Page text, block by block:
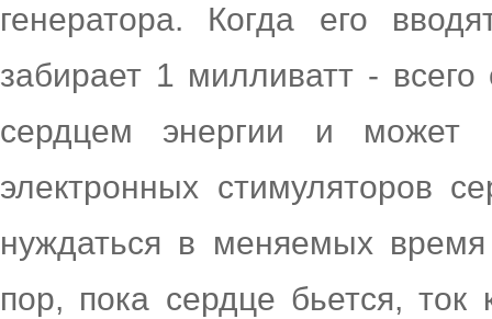
генератора. Когда его
забирает 1 милливатт -
сердцем энергии и может
электронных стимуляторов
нуждаться в меняемых
пор, пока сердце бьется,